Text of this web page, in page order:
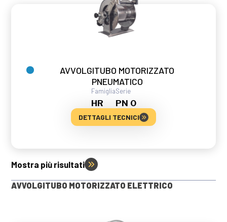
AVVOLGITUBO MOTORIZZATO
PNEUMATICO
Famiglia
HR
Serie
PN 0
DETTAGLI TECNICI
Mostra più risultati
AVVOLGITUBO MOTORIZZATO ELETTRICO